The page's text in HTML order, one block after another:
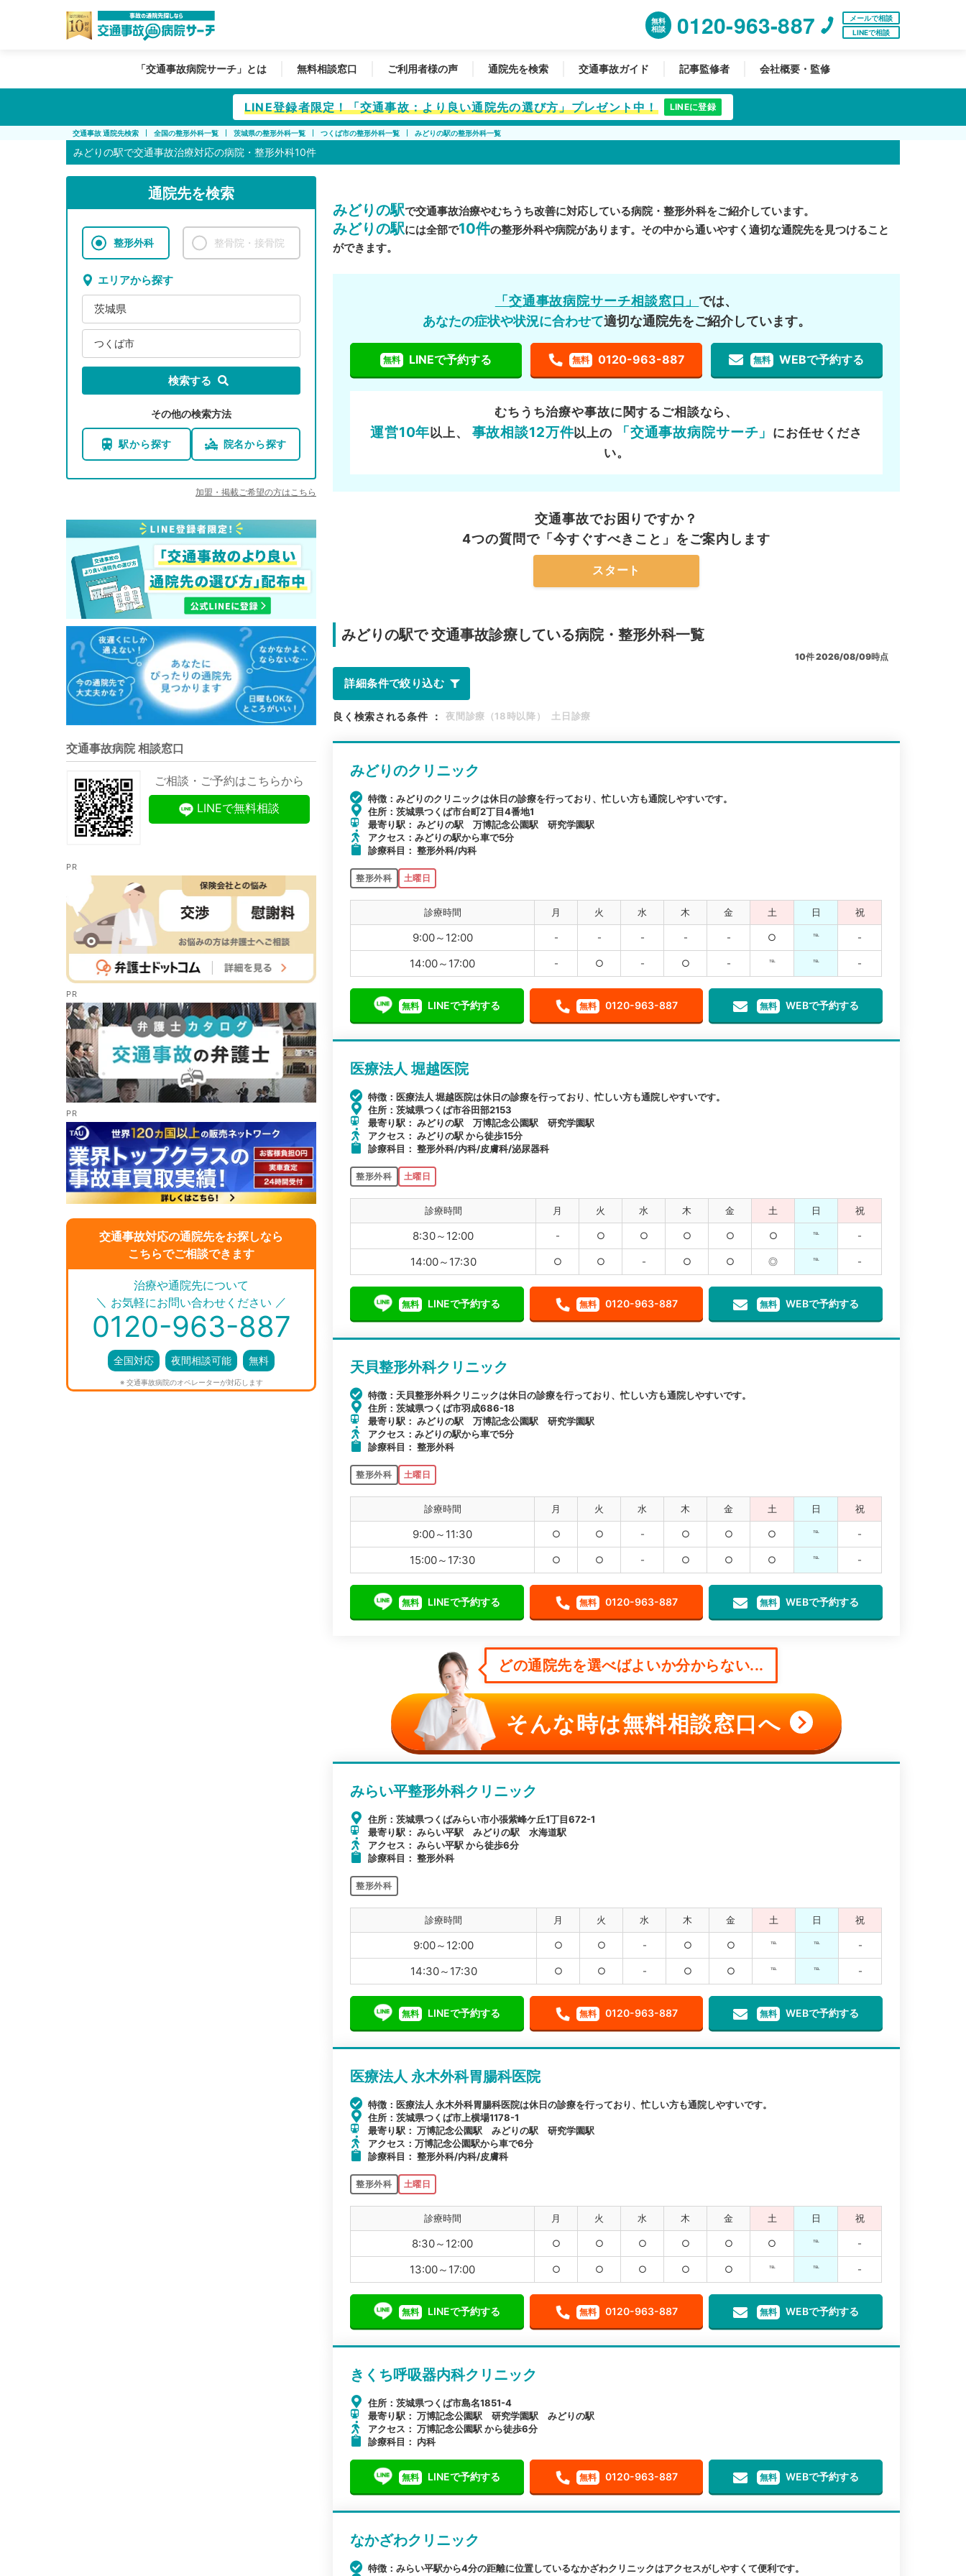
無料
相談
0120-963-887
メールで相談
LINEで相談
「交通事故病院サーチ」とは 無料相談窓口 ご利用者様の声 通院先を検索 交通事故ガイド 記事監修者 会社概要・監修
LINE登録者限定！「交通事故：より良い通院先の選び方」プレゼント中！ LINEに登録
交通事故 通院先検索 全国の整形外科一覧 茨城県の整形外科一覧 つくば市の整形外科一覧 みどりの駅の整形外科一覧
みどりの駅で交通事故治療対応の病院・整形外科10件
通院先を検索
整形外科 整骨院・接骨院
エリアから探す
茨城県
つくば市
検索する
その他の検索方法
駅から探す 院名から探す
加盟・掲載ご希望の方はこちら
交通事故病院 相談窓口
ご相談・ご予約はこちらから
LINEで無料相談
交通事故対応の通院先をお探しなら
こちらでご相談できます
＼ ／
治療や通院先について
お気軽にお問い合わせください
0120-963-887
全国対応 夜間相談可能 無料
※ 交通事故病院のオペレーターが対応します
みどりの駅で交通事故治療やむちうち改善に対応している病院・整形外科をご紹介しています。
みどりの駅には全部で10件の整形外科や病院があります。その中から通いやすく適切な通院先を見つけること
ができます。
「交通事故病院サーチ相談窓口」 では、
あなたの症状や状況に合わせて適切な通院先をご紹介しています。
無料 LINEで予約する 無料 0120-963-887 無料 WEBで予約する
むちうち治療や事故に関するご相談なら、
運営10年以上、 事故相談12万件以上の 「交通事故病院サーチ」 にお任せくださ
い。
交通事故でお困りですか？
4つの質問で「今すぐすべきこと」をご案内します
スタート
みどりの駅で 交通事故診療している病院・整形外科一覧
10件2026/08/09時点
詳細条件で絞り込む
良く検索される条件 ： 夜間診療（18時以降） 土日診療
みどりのクリニック
特徴：みどりのクリニックは休日の診療を行っており、忙しい方も通院しやすいです。
住所：茨城県つくば市台町2丁目4番地1
最寄り駅： みどりの駅 万博記念公園駅 研究学園駅
アクセス：みどりの駅から車で5分
診療科目： 整形外科/内科
整形外科 土曜日
診療時間 月 火 水 木 金 土 日 祝
9:00～12:00 - - - - - ○ ℡ -
14:00～17:00 - ○ - ○ - ℡ ℡ -
無料 LINEで予約する 無料 0120-963-887 無料 WEBで予約する
医療法人 堀越医院
特徴：医療法人 堀越医院は休日の診療を行っており、忙しい方も通院しやすいです。
住所：茨城県つくば市谷田部2153
最寄り駅： みどりの駅 万博記念公園駅 研究学園駅
アクセス： みどりの駅 から徒歩15分
診療科目： 整形外科/内科/皮膚科/泌尿器科
整形外科 土曜日
診療時間 月 火 水 木 金 土 日 祝
8:30～12:00 - ○ ○ ○ ○ ○ ℡ -
14:00～17:30 ○ ○ - ○ ○ ◎ ℡ -
無料 LINEで予約する 無料 0120-963-887 無料 WEBで予約する
天貝整形外科クリニック
特徴：天貝整形外科クリニックは休日の診療を行っており、忙しい方も通院しやすいです。
住所：茨城県つくば市羽成686-18
最寄り駅： みどりの駅 万博記念公園駅 研究学園駅
アクセス：みどりの駅から車で5分
診療科目： 整形外科
整形外科 土曜日
診療時間 月 火 水 木 金 土 日 祝
9:00～11:30 ○ ○ - ○ ○ ○ ℡ -
15:00～17:30 ○ ○ - ○ ○ ○ ℡ -
無料 LINEで予約する 無料 0120-963-887 無料 WEBで予約する
どの通院先を選べばよいか分からない...
そんな時は無料相談窓口へ
みらい平整形外科クリニック
住所：茨城県つくばみらい市小張紫峰ケ丘1丁目672-1
最寄り駅： みらい平駅 みどりの駅 水海道駅
アクセス： みらい平駅 から徒歩6分
診療科目： 整形外科
整形外科
診療時間 月 火 水 木 金 土 日 祝
9:00～12:00 ○ ○ - ○ ○ ℡ ℡ -
14:30～17:30 ○ ○ - ○ ○ ℡ ℡ -
無料 LINEで予約する 無料 0120-963-887 無料 WEBで予約する
医療法人 永木外科胃腸科医院
特徴：医療法人 永木外科胃腸科医院は休日の診療を行っており、忙しい方も通院しやすいです。
住所：茨城県つくば市上横場1178-1
最寄り駅： 万博記念公園駅 みどりの駅 研究学園駅
アクセス：万博記念公園駅から車で6分
診療科目： 整形外科/内科/皮膚科
整形外科 土曜日
診療時間 月 火 水 木 金 土 日 祝
8:30～12:00 ○ ○ ○ ○ ○ ○ ℡ -
13:00～17:00 ○ ○ ○ ○ ○ ℡ ℡ -
無料 LINEで予約する 無料 0120-963-887 無料 WEBで予約する
きくち呼吸器内科クリニック
住所：茨城県つくば市島名1851-4
最寄り駅： 万博記念公園駅 研究学園駅 みどりの駅
アクセス： 万博記念公園駅 から徒歩6分
診療科目： 内科
無料 LINEで予約する 無料 0120-963-887 無料 WEBで予約する
なかざわクリニック
特徴：みらい平駅から4分の距離に位置しているなかざわクリニックはアクセスがしやすくて便利です。